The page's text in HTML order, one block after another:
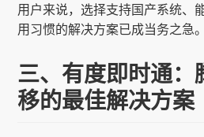
用户来说，选择支持国产系统、
用习惯的解决方案已成当务之急。
三、有度即时通：
移的最佳解决方案